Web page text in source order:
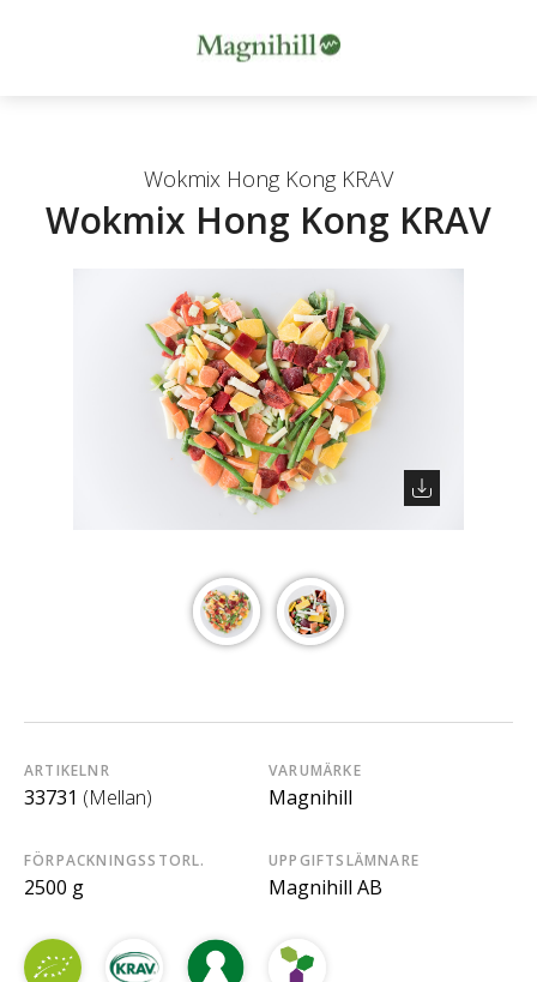
Wokmix Hong Kong KRAV
Wokmix Hong Kong KRAV
ARTIKELNR
33731 (Mellan)
VARUMÄRKE
Magnihill
FÖRPACKNINGSSTORL.
2500 g
UPPGIFTSLÄMNARE
Magnihill AB